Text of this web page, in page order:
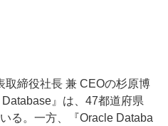
締役社長 兼 CEOの杉原博
』は、47都道府県
る。一方、『Oracle Databa